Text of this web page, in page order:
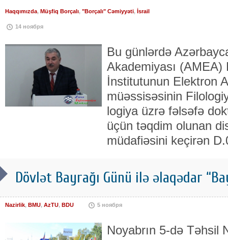
Haqqımızda, Müşfiq Borçalı, "Borçalı" Cəmiyyəti, İsrail
14 ноября
Bu günlərdə
Akademiyası
İnsti­tu­tunun Elektron
müəssisəsinin
lo­giya üzrə fəlsəfə
üçün təqdim olunan
müdafiəsini ke­çirən
Dövlət Bayrağı Günü ilə əlaqədar
Nazirlik, BMU, AzTU, BDU 5 ноября
Noyabrın 5-də Təhsil